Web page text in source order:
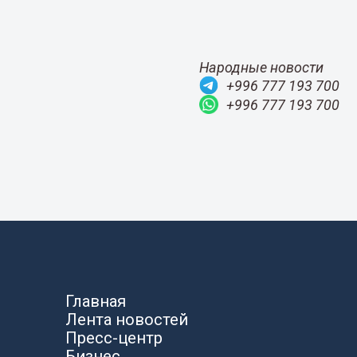
Народные новости
+996 777 193 700
+996 777 193 700
Главная
Лента новостей
Пресс-центр